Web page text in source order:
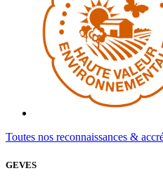
Toutes nos reconnaissances &
GEVES